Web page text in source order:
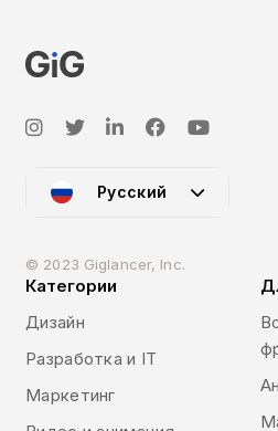
Русский
© 2023 Giglancer, Inc.
Категории
Дизайн
Разработка и IT
Маркетинг